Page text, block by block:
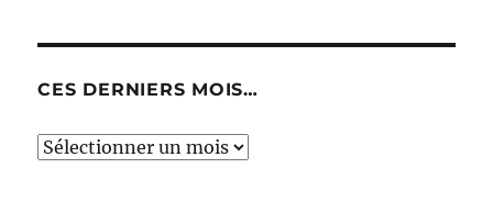
CES DERNIERS MOIS…
Ces